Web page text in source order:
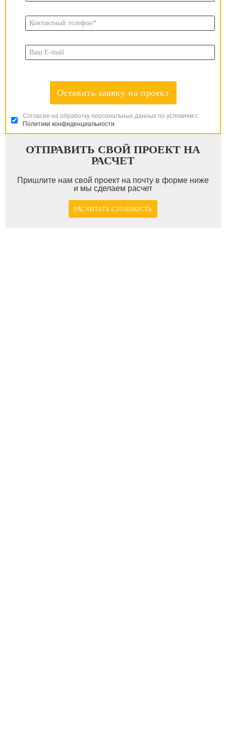
Оставить заявку на проект
Согласие на обработку персональных данных по условиям с
Политики конфиденциальности
ОТПРАВИТЬ СВОЙ ПРОЕКТ НА
РАСЧЕТ
Пришлите нам свой проект на почту в форме ниже
и мы сделаем расчет
РАСЧИТАТЬ СТОИМОСТЬ